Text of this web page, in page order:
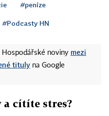
#peníze
#Podcasty HN
Hospodářské noviny mezi
tituly na Google
a cítíte stres?